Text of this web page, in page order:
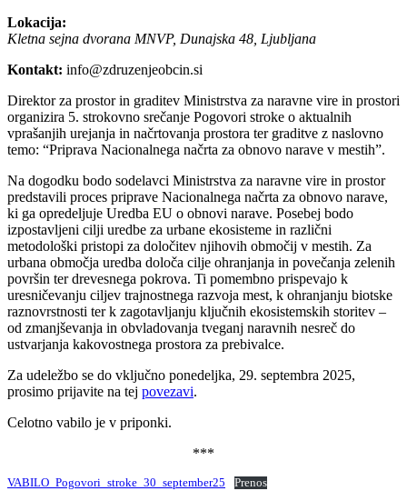
Lokacija:
Kletna sejna dvorana MNVP, Dunajska 48, Ljubljana
Kontakt: info@zdruzenjeobcin.si
Direktor za prostor in graditev Ministrstva za naravne vire in prostori
organizira 5. strokovno srečanje Pogovori stroke o aktualnih
vprašanjih urejanja in načrtovanja prostora ter graditve z naslovno
temo: “Priprava Nacionalnega načrta za obnovo narave v mestih”.
Na dogodku bodo sodelavci Ministrstva za naravne vire in prostor
predstavili proces priprave Nacionalnega načrta za obnovo narave,
ki ga opredeljuje Uredba EU o obnovi narave. Posebej bodo
izpostavljeni cilji uredbe za urbane ekosisteme in različni
metodološki pristopi za določitev njihovih območij v mestih. Za
urbana območja uredba določa cilje ohranjanja in povečanja zelenih
površin ter drevesnega pokrova. Ti pomembno prispevajo k
uresničevanju ciljev trajnostnega razvoja mest, k ohranjanju biotske
raznovrstnosti ter k zagotavljanju ključnih ekosistemskih storitev –
od zmanjševanja in obvladovanja tveganj naravnih nesreč do
ustvarjanja kakovostnega prostora za prebivalce.
Za udeležbo se do vključno ponedeljka, 29. septembra 2025,
prosimo prijavite na tej povezavi.
Celotno vabilo je v priponki.
***
VABILO_Pogovori_stroke_30_september25 Prenos